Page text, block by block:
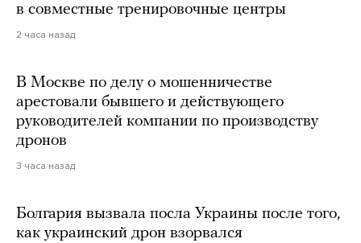
в совместные тренировочные центры
2 часа назад
В Москве по делу о мошенничестве
арестовали бывшего и действующего
руководителей компании по производству
дронов
3 часа назад
Болгария вызвала посла Украины после того,
как украинский дрон взорвался